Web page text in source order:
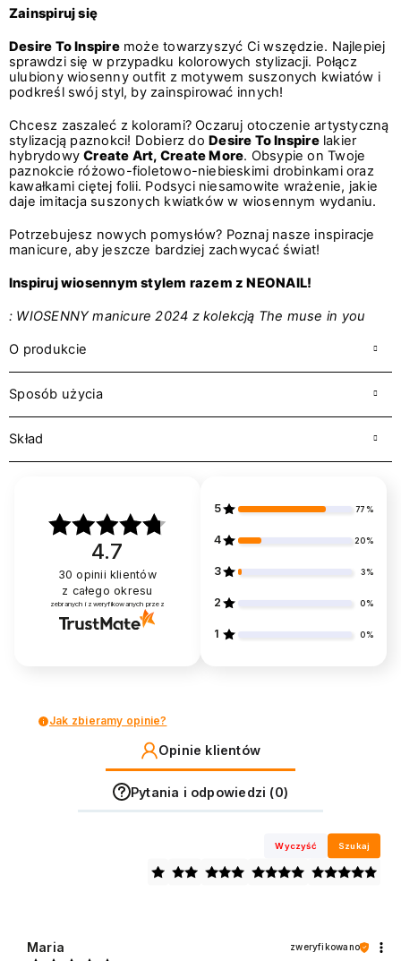
Zainspiruj się
Desire To Inspiremoże towarzyszyć Ci wszędzie. Najlepiej
sprawdzi się w przypadku kolorowych stylizacji. Połącz
ulubiony wiosenny outfit z motywem suszonych kwiatów i
podkreśl swój styl, by zainspirować innych!
Chcesz zaszaleć z kolorami? Oczaruj otoczenie artystyczną
stylizacją paznokci! Dobierz doDesire To Inspirelakier
hybrydowyCreate Art, Create More. Obsypie on Twoje
paznokcie różowo-fioletowo-niebieskimi drobinkami oraz
kawałkami ciętej folii. Podsyci niesamowite wrażenie, jakie
daje imitacja suszonych kwiatków w wiosennym wydaniu.
Potrzebujesz nowych pomysłów? Poznaj nasze inspiracje
manicure, aby jeszcze bardziej zachwycać świat!
Inspiruj wiosennym stylem razem z NEONAIL!
: WIOSENNY manicure 2024 z kolekcją The muse in you
O produkcie
Sposób użycia
Skład
4.7
30 opinii klientów
z całego okresu
zebranych i zweryfikowanych przez
5 77%
4 20%
3 3%
2 0%
1 0%
Jak zbieramy opinie?
Opinie klientów
Pytania i odpowiedzi (0)
Wyczyść Szukaj
Maria zweryfikowano